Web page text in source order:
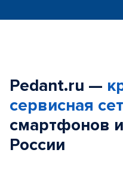
Pedant.ru —
сервисная
смартфонов
России